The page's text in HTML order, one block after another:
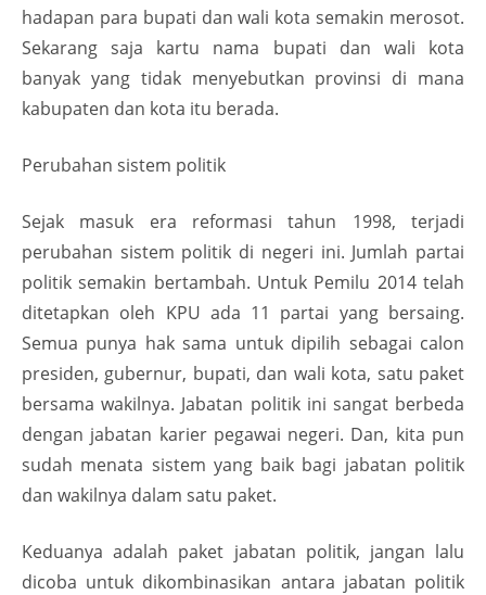
hadapan para bupati dan wali kota semakin merosot.
Sekarang saja kartu nama bupati dan wali kota
banyak yang tidak menyebutkan provinsi di mana
kabupaten dan kota itu berada.
Perubahan sistem politik
Sejak masuk era reformasi tahun 1998, terjadi
perubahan sistem politik di negeri ini. Jumlah partai
politik semakin bertambah. Untuk Pemilu 2014 telah
ditetapkan oleh KPU ada 11 partai yang bersaing.
Semua punya hak sama untuk dipilih sebagai calon
presiden, gubernur, bupati, dan wali kota, satu paket
bersama wakilnya. Jabatan politik ini sangat berbeda
dengan jabatan karier pegawai negeri. Dan, kita pun
sudah menata sistem yang baik bagi jabatan politik
dan wakilnya dalam satu paket.
Keduanya adalah paket jabatan politik, jangan lalu
dicoba untuk dikombinasikan antara jabatan politik